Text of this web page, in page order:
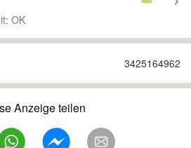
OK
3425164962
Anzeige teilen